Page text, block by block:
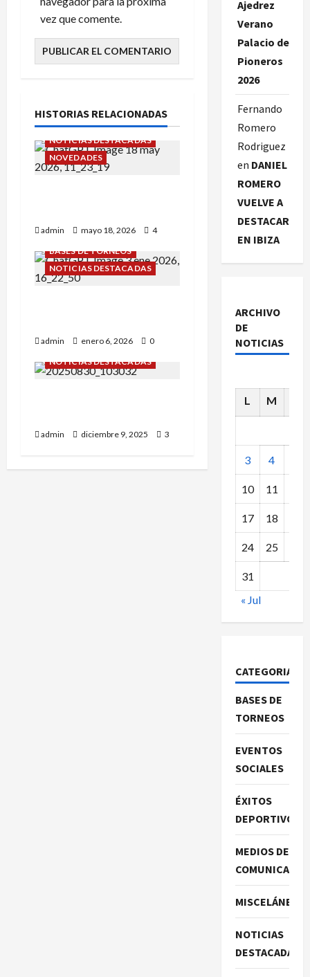
vez que comente.
HISTORIAS RELACIONADAS
NOTICIAS DESTACADAS
NOVEDADES
admin mayo 18, 2026
4
BASES DE TORNEOS
NOTICIAS DESTACADAS
admin enero 6, 2026
0
NOTICIAS DESTACADAS
admin diciembre 9, 2025 3
Ajedrez
Verano
Palacio de
Pioneros
2026
Fernando
Romero
Rodriguez
en DANIEL
ROMERO
VUELVE A
DESTACAR
EN IBIZA
ARCHIVO
DE
NOTICIAS
L M
3 4
10 11
17 18
24 25
31
« Jul
CATEGORIAS
BASES DE
TORNEOS
EVENTOS
SOCIALES
ÉXITOS
DEPORTIVOS
MEDIOS DE
MISCELÁNEA
NOTICIAS
DESTACADAS